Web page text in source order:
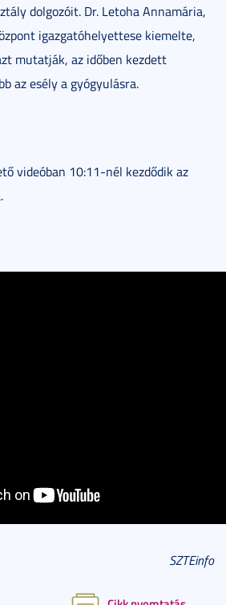
dolgozóit. Dr. Letoha Annamária,
igazgatóhelyettese kiemelte,
mutatják, az időben kezdett
az esély a gyógyulásra.
videóban 10:11-nél kezdődik az
SZTEinfo